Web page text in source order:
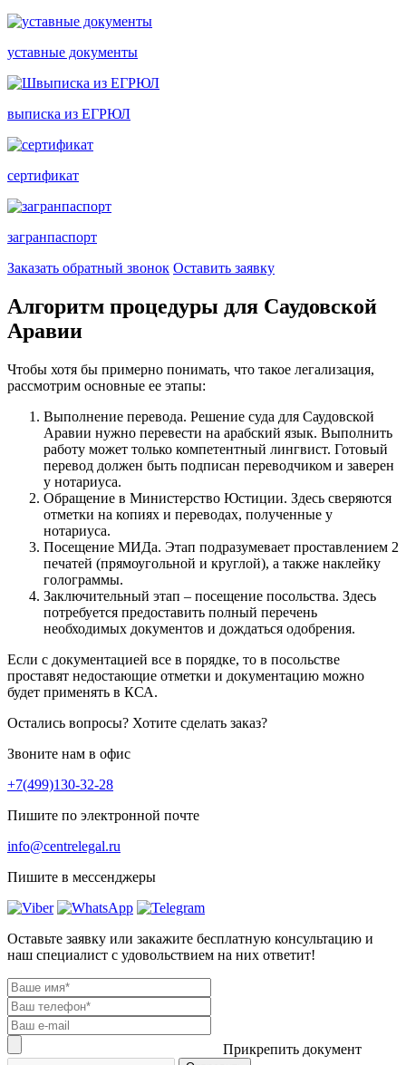
уставные документы
выписка из ЕГРЮЛ
сертификат
загранпаспорт
Заказать обратный звонок Оставить заявку
Алгоритм процедуры для Саудовской
Аравии
Чтобы хотя бы примерно понимать, что такое легализация,
рассмотрим основные ее этапы:
Выполнение перевода. Решение суда для Саудовской
Аравии нужно перевести на арабский язык. Выполнить
работу может только компетентный лингвист. Готовый
перевод должен быть подписан переводчиком и заверен
у нотариуса.
Обращение в Министерство Юстиции. Здесь сверяются
отметки на копиях и переводах, полученные у
нотариуса.
Посещение МИДа. Этап подразумевает проставлением 2
печатей (прямоугольной и круглой), а также наклейку
голограммы.
Заключительный этап – посещение посольства. Здесь
потребуется предоставить полный перечень
необходимых документов и дождаться одобрения.
Если с документацией все в порядке, то в посольстве
проставят недостающие отметки и документацию можно
будет применять в КСА.
Остались вопросы? Хотите сделать заказ?
Звоните нам в офис
+7(499)130-32-28
Пишите по электронной почте
info@centrelegal.ru
Пишите в мессенджеры
Оставьте заявку или закажите бесплатную консультацию и
наш специалист с удовольствием на них ответит!
Прикрепить документ